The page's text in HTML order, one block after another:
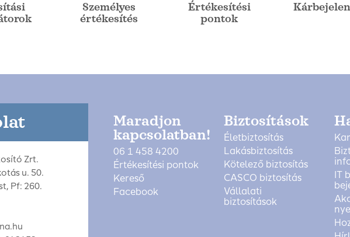
Személyes
értékesítés
Értékesítési
pontok
Zrt.
u. 50.
Pf: 260.
Maradjon
kapcsolatban!
06 1 458 4200
Értékesítési pontok
Kereső
Facebook
Biztosítások
Életbiztosítás
Lakásbiztosítás
Kötelező biztosítás
CASCO biztosítás
Vállalati
biztosítások
IT